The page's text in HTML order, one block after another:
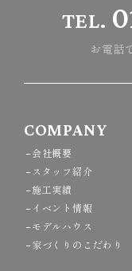
TEL.
お電話
COMPANY
会社概要
スタッフ紹介
施工実績
イベント情報
モデルハウス
家づくりのこだわり